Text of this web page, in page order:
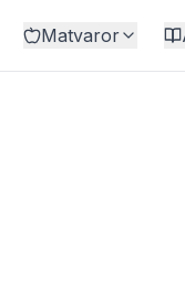
Matvaror